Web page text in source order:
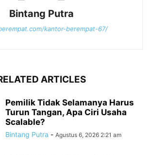
Bintang Putra
kantor-berempat-67/
ARTICLES
Pemilik Tidak Selamanya Harus
Turun Tangan, Apa Ciri Usaha
Scalable?
Bintang Putra - Agustus 6, 2026 2:21 am